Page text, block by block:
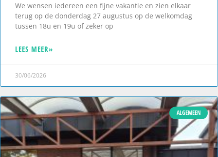
We wensen iedereen een fijne vakantie en zien elkaar
terug op de donderdag 27 augustus op de welkomdag
tussen 18u en 19u of zeker op
LEES MEER»
30/06/2026
ALGEMEEN